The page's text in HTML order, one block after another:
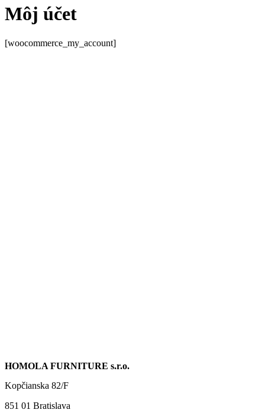
Môj účet
[woocommerce_my_account]
HOMOLA FURNITURE s.r.o.
Kopčianska 82/F
851 01 Bratislava